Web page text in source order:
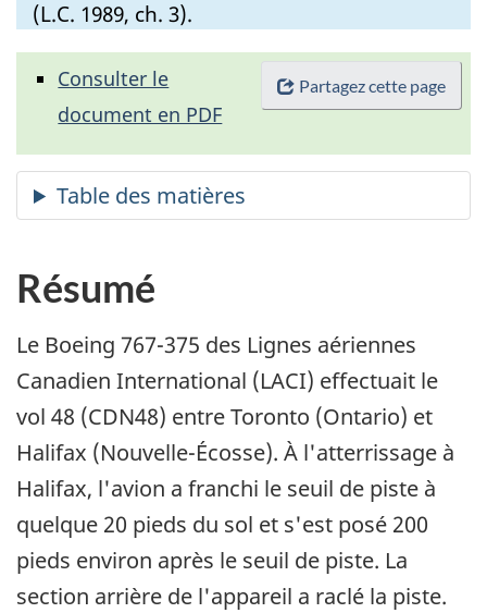
(L.C. 1989, ch. 3).
Partagez cette page
Consulter le
document en PDF
Résumé
Le Boeing 767-375 des Lignes aériennes
Canadien International (LACI) effectuait le
vol 48 (CDN48) entre Toronto (Ontario) et
Halifax (Nouvelle-Écosse). À l'atterrissage à
Halifax, l'avion a franchi le seuil de piste à
quelque 20 pieds du sol et s'est posé 200
pieds environ après le seuil de piste. La
section arrière de l'appareil a raclé la piste.